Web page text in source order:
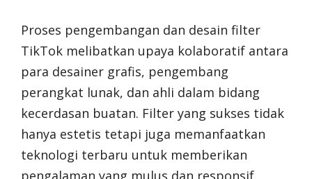
Proses pengembangan dan desain filter
TikTok melibatkan upaya kolaboratif antara
para desainer grafis, pengembang
perangkat lunak, dan ahli dalam bidang
kecerdasan buatan. Filter yang sukses tidak
hanya estetis tetapi juga memanfaatkan
teknologi terbaru untuk memberikan
pengalaman yang mulus dan responsif.